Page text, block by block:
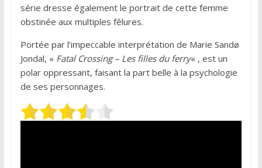
série dresse également le portrait de cette femme
obstinée aux multiples fêlures.
Portée par l’impeccable interprétation de Marie Sandø
Jondal, « Fatal Crossing – Les filles du ferry« , est un
polar oppressant, faisant la part belle à la psychologie
de ses personnages.